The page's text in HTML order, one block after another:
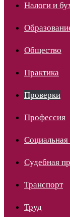
Налоги и
Общество
Практика
Проверки
Профессия
Судебная
Транспорт
Труд